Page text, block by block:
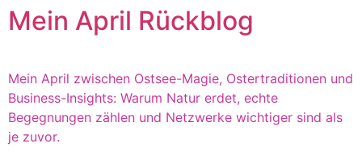
Mein April Rückblog
Mein April zwischen Ostsee-Magie, Ostertraditionen und
Business-Insights: Warum Natur erdet, echte
Begegnungen zählen und Netzwerke wichtiger sind als
je zuvor.